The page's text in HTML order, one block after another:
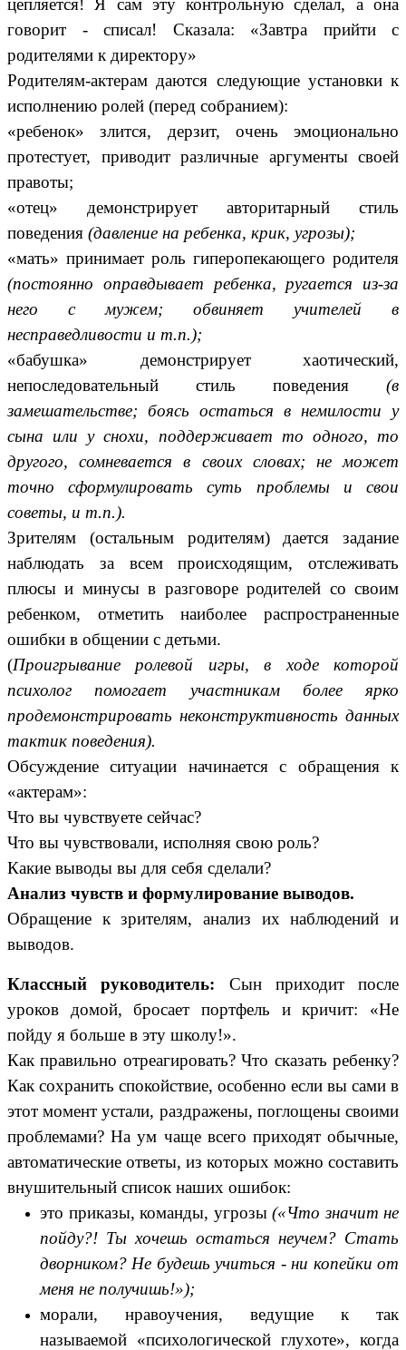
говорит - списал! Сказала: «Завтра прийти с
родителями к директору»
Родителям-актерам даются следующие установки к
исполнению ролей (перед собранием):
«ребенок» злится, дерзит, очень эмоционально
протестует, приводит различные аргументы своей
правоты;
«отец» демонстрирует авторитарный стиль
поведения (давление на ребенка, крик, угрозы);
«мать» принимает роль гиперопекающего родителя
(постоянно оправдывает ребенка, ругается из-за
него с мужем; обвиняет учителей в
несправедливости и т.п.);
«бабушка» демонстрирует хаотический,
непоследовательный стиль поведения (в
замешательстве; боясь остаться в немилости у
сына или у снохи, поддерживает то одного, то
другого, сомневается в своих словах; не может
точно сформулировать суть проблемы и свои
советы, и т.п.).
Зрителям (остальным родителям) дается задание
наблюдать за всем происходящим, отслеживать
плюсы и минусы в разговоре родителей со своим
ребенком, отметить наиболее распространенные
ошибки в общении с детьми.
(Проигрывание ролевой игры, в ходе которой
психолог помогает участникам более ярко
продемонстрировать неконструктивность данных
тактик поведения).
Обсуждение ситуации начинается с обращения к
«актерам»:
Что вы чувствуете сейчас?
Что вы чувствовали, исполняя свою роль?
Какие выводы вы для себя сделали?
Анализ чувств и формулирование выводов.
Обращение к зрителям, анализ их наблюдений и
выводов.
Классный руководитель: Сын приходит после
уроков домой, бросает портфель и кричит: «Не
пойду я больше в эту школу!».
Как правильно отреагировать? Что сказать ребенку?
Как сохранить спокойствие, особенно если вы сами в
этот момент устали, раздражены, поглощены своими
проблемами? На ум чаще всего приходят обычные,
автоматические ответы, из которых можно составить
внушительный список наших ошибок:
это приказы, команды, угрозы («Что значит не
пойду?! Ты хочешь остаться неучем? Стать
дворником? Не будешь учиться - ни копейки от
меня не получишь!»);
морали, нравоучения, ведущие к так
называемой «психологической глухоте», когда